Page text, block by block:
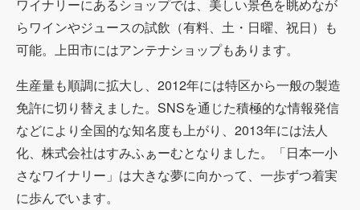
ワイナリーにあるショップでは、美しい景色を眺めなが
らワインやジュースの試飲（有料、土・日曜、祝日）も
可能。上田市にはアンテナショップもあります。
生産量も順調に拡大し、2012年には特区から一般の製造
免許に切り替えました。SNSを通じた積極的な情報発信
などにより全国的な知名度も上がり、2013年には法人
化、株式会社はすみふぁーむとなりました。「日本一小
さなワイナリー」は大きな夢に向かって、一歩ずつ着実
に歩んでいます。